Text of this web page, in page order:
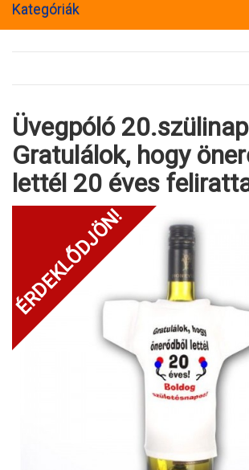
Kategóriák
Üvegpóló
Gratulálok, hogy
lettél 20 éves
ÉRDEKLŐDJÖN!